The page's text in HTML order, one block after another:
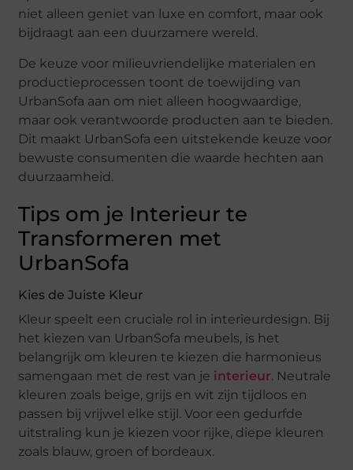
niet alleen geniet van luxe en comfort, maar ook
bijdraagt aan een duurzamere wereld.
De keuze voor milieuvriendelijke materialen en
productieprocessen toont de toewijding van
UrbanSofa aan om niet alleen hoogwaardige,
maar ook verantwoorde producten aan te bieden.
Dit maakt UrbanSofa een uitstekende keuze voor
bewuste consumenten die waarde hechten aan
duurzaamheid.
Tips om je Interieur te
Transformeren met
UrbanSofa
Kies de Juiste Kleur
Kleur speelt een cruciale rol in interieurdesign. Bij
het kiezen van UrbanSofa meubels, is het
belangrijk om kleuren te kiezen die harmonieus
samengaan met de rest van je interieur. Neutrale
kleuren zoals beige, grijs en wit zijn tijdloos en
passen bij vrijwel elke stijl. Voor een gedurfde
uitstraling kun je kiezen voor rijke, diepe kleuren
zoals blauw, groen of bordeaux.